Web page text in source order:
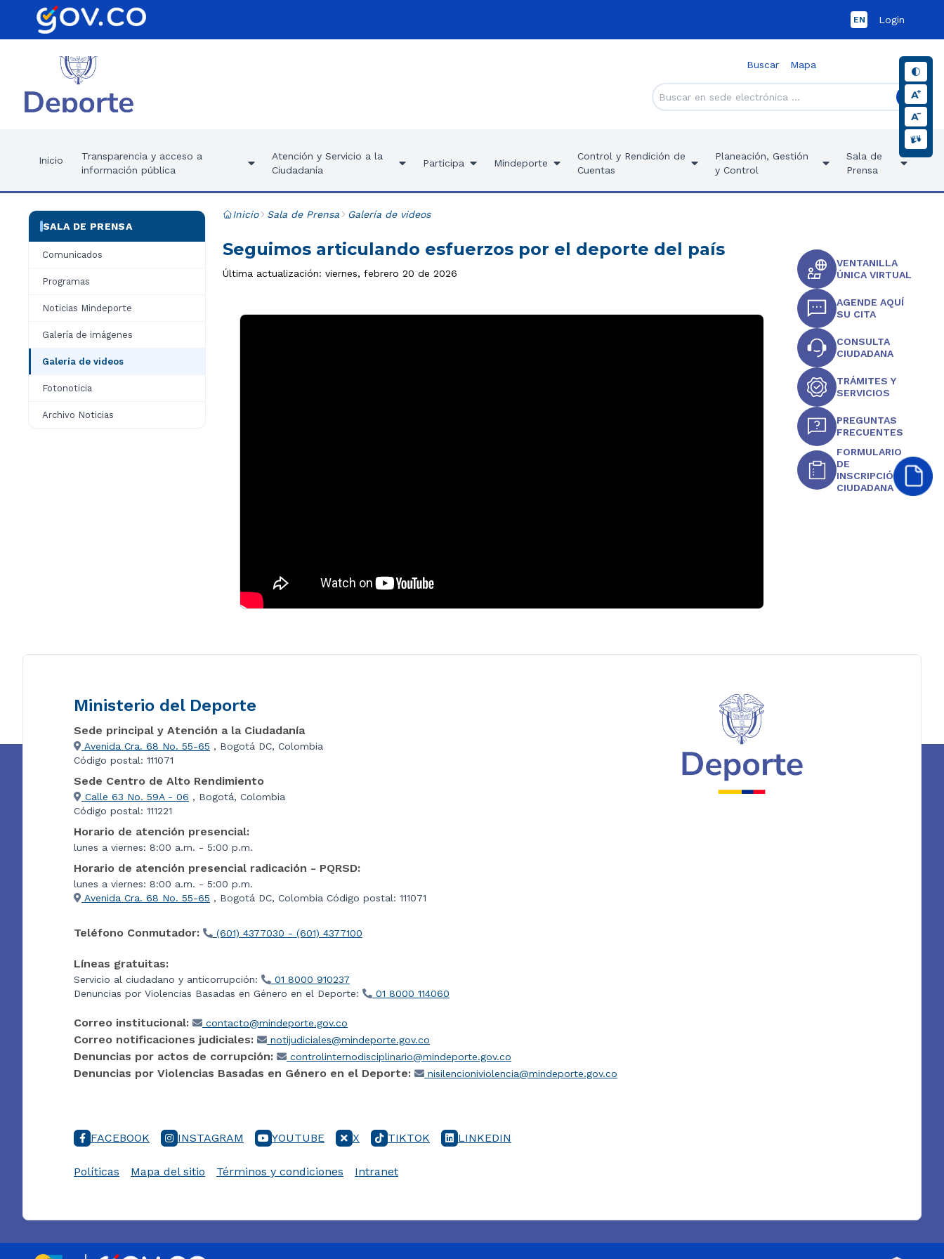
EN Login
Buscar Mapa
Inicio
Transparencia y acceso a
información pública
Atención y Servicio a la
Ciudadanía
Participa Mindeporte
Control y Rendición de
Cuentas
Planeación, Gestión
y Control
Sala de
Prensa
SALA DE PRENSA
Comunicados
Programas
Noticias Mindeporte
Galería de imágenes
Galería de videos
Fotonoticia
Archivo Noticias
Inicio Sala de Prensa Galería de videos
Seguimos articulando esfuerzos por el deporte del país
Última actualización: viernes, febrero 20 de 2026
VENTANILLA
ÚNICA VIRTUAL
AGENDE AQUÍ
SU CITA
CONSULTA
CIUDADANA
TRÁMITES Y
SERVICIOS
PREGUNTAS
FRECUENTES
FORMULARIO
DE
INSCRIPCIÓN
CIUDADANA
Ministerio del Deporte
Sede principal y Atención a la Ciudadanía
Avenida Cra. 68 No. 55-65 , Bogotá DC, Colombia
Código postal: 111071
Sede Centro de Alto Rendimiento
Calle 63 No. 59A - 06 , Bogotá, Colombia
Código postal: 111221
Horario de atención presencial:
lunes a viernes: 8:00 a.m. - 5:00 p.m.
Horario de atención presencial radicación - PQRSD:
lunes a viernes: 8:00 a.m. - 5:00 p.m.
Avenida Cra. 68 No. 55-65 , Bogotá DC, Colombia Código postal: 111071
Teléfono Conmutador: (601) 4377030 - (601) 4377100
Líneas gratuitas:
Servicio al ciudadano y anticorrupción:
01 8000 910237
Denuncias por Violencias Basadas en Género en el Deporte:
01 8000 114060
Correo institucional: contacto@mindeporte.gov.co
Correo notificaciones judiciales: notijudiciales@mindeporte.gov.co
Denuncias por actos de corrupción: controlinternodisciplinario@mindeporte.gov.co
Denuncias por Violencias Basadas en Género en el Deporte: nisilencioniviolencia@mindeporte.gov.co
FACEBOOK INSTAGRAM YOUTUBE X TIKTOK LINKEDIN
Políticas Mapa del sitio Términos y condiciones Intranet